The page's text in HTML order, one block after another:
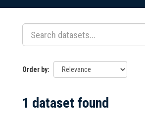
content
Order by
1 dataset found